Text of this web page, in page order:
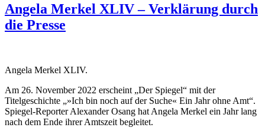
Angela Merkel XLIV – Verklärung durch
die Presse
Angela Merkel XLIV.
Am 26. November 2022 erscheint „Der Spiegel“ mit der
Titelgeschichte „»Ich bin noch auf der Suche« Ein Jahr ohne Amt“.
Spiegel-Reporter Alexander Osang hat Angela Merkel ein Jahr lang
nach dem Ende ihrer Amtszeit begleitet.